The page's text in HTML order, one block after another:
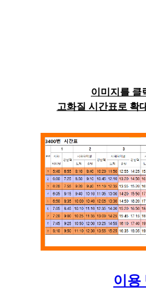
이미지를 클
고화질 시간표로 확
이용